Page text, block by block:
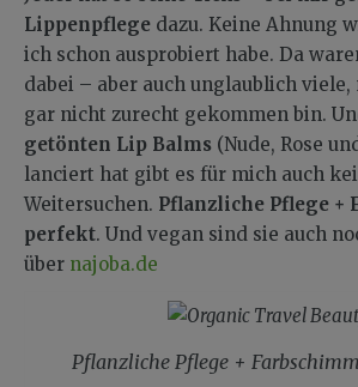
Lippenpflege dazu. Keine Ahnung
ich schon ausprobiert habe. Da
dabei – aber auch unglaublich
gar nicht zurecht gekommen bin.
getönten Lip Balms (Nude, Rose
lanciert hat gibt es für mich auch
Weitersuchen. Pflanzliche Pflege +
perfekt. Und vegan sind sie auch
über najoba.de
Pflanzliche Pflege +